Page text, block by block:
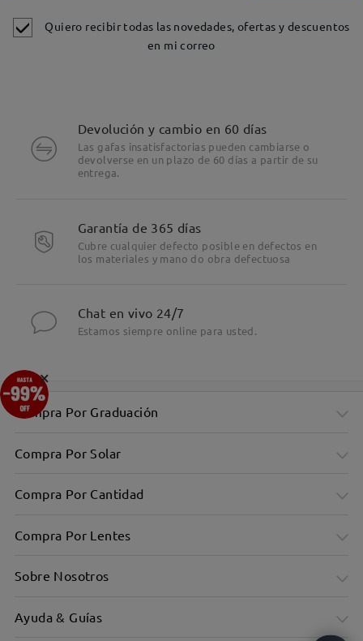
Quiero recibir todas las novedades, ofertas y descuentos
en mi correo
Devolución y cambio en 60 días
Las gafas insatisfactorias pueden cambiarse o
devolverse en un plazo de 60 días a partir de su
entrega.
Garantía de 365 días
Cubre cualquier defecto posible en defectos en
los materiales y mano do obra defectuosa
Chat en vivo 24/7
Estamos siempre online para usted.
Compra Por Graduación
Compra Por Solar
Compra Por Cantidad
Compra Por Lentes
Sobre Nosotros
Ayuda & Guías
×